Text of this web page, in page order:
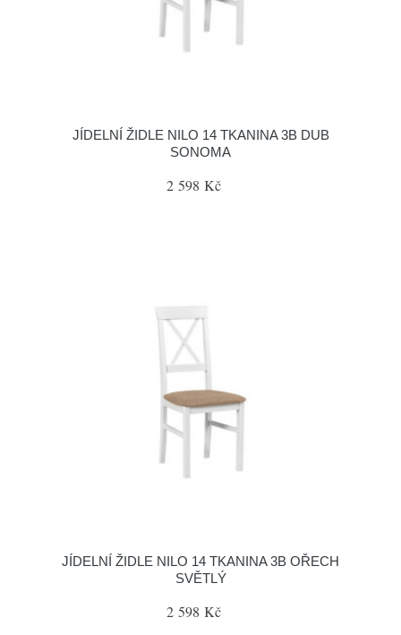
JÍDELNÍ ŽIDLE NILO 14 TKANINA 3B DUB
SONOMA
2 598 Kč
JÍDELNÍ ŽIDLE NILO 14 TKANINA 3B OŘECH
SVĚTLÝ
2 598 Kč